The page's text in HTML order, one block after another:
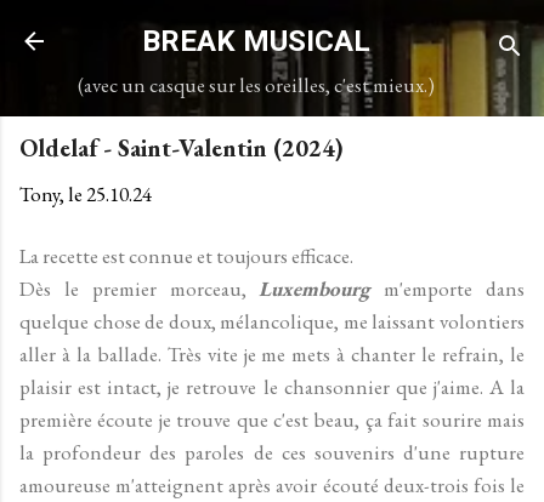
Accéder au contenu principal
BREAK MUSICAL
(avec un casque sur les oreilles, c'est mieux.)
Oldelaf - Saint-Valentin (2024)
Tony, le25.10.24
La recette est connue et toujours efficace.
Dès le premier morceau,Luxembourg m'emporte dans
quelque chose de doux, mélancolique, me laissant volontiers
aller à la ballade. Très vite je me mets à chanter le refrain, le
plaisir est intact, je retrouve le chansonnier que j'aime. A la
première écoute je trouve que c'est beau, ça fait sourire mais
la profondeur des paroles de ces souvenirs d'une rupture
amoureuse m'atteignent après avoir écouté deux-trois fois le